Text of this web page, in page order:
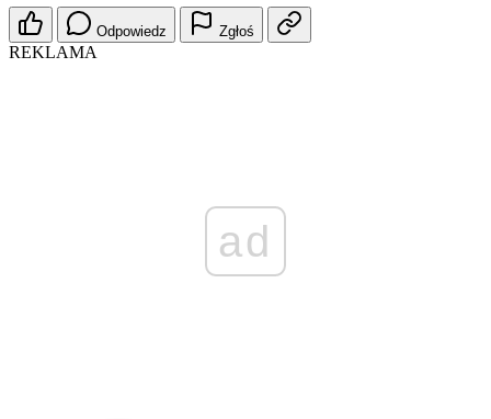
Odpowiedz Zgłoś
REKLAMA
ad